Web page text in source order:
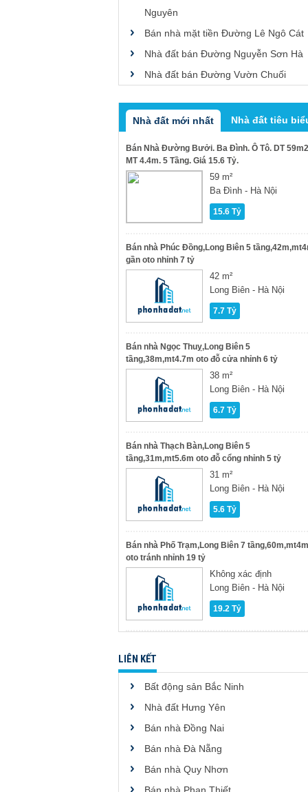
Nguyên
Bán nhà mặt tiền Đường Lê Ngô Cát
Nhà đất bán Đường Nguyễn Sơn Hà
Nhà đất bán Đường Vườn Chuối
Nhà đất mới nhất Nhà đất tiêu
Bán Nhà Đường Bưởi. Ba Đình. Ô Tô. DT
MT 4.4m. 5 Tầng. Giá 15.6 Tỷ.
59 m²
Ba Đình - Hà Nội
15.6 Tỷ
Bán nhà Phúc Đồng,Long Biên 5
gần oto nhỉnh 7 tỷ
42 m²
Long Biên - Hà Nội
7.7 Tỷ
Bán nhà Ngọc Thuỵ,Long Biên 5
tầng,38m,mt4.7m oto đỗ cửa nhỉnh 6 tỷ
38 m²
Long Biên - Hà Nội
6.7 Tỷ
Bán nhà Thạch Bàn,Long Biên 5
tầng,31m,mt5.6m oto đỗ cổng nhỉnh 5 tỷ
31 m²
Long Biên - Hà Nội
5.6 Tỷ
Bán nhà Phố Trạm,Long Biên 7 tầng,60m,mt4m
oto tránh nhỉnh 19 tỷ
Không xác định
Long Biên - Hà Nội
19.2 Tỷ
LIÊN KẾT
Bất động sản Bắc Ninh
Nhà đất Hưng Yên
Bán nhà Đồng Nai
Bán nhà Đà Nẵng
Bán nhà Quy Nhơn